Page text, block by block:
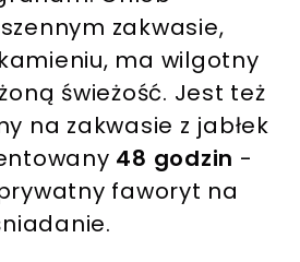
zakwasie,
ma wilgotny
świeżość. Jest też
na zakwasie z jabłek
48 godzin -
faworyt na